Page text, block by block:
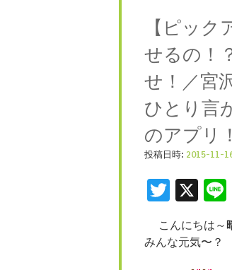
【ピッ
せるの！
せ！／宮
ひとり言
のアプリ
投稿日時: 2015-11-
X
こんにちは～
みんな元気〜？